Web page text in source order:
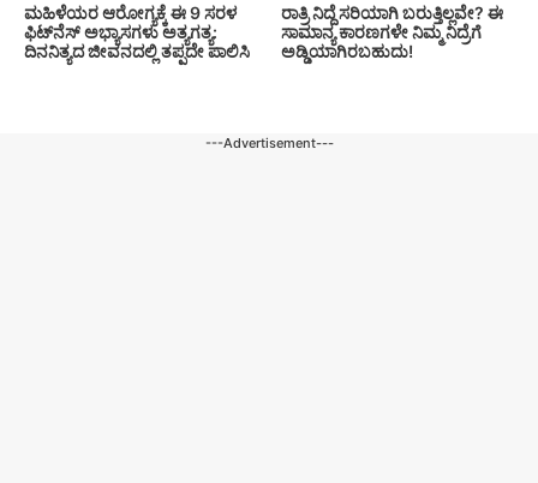
ಮಹಿಳೆಯರ ಆರೋಗ್ಯಕ್ಕೆ ಈ 9 ಸರಳ
ಫಿಟ್‌ನೆಸ್‌ ಅಭ್ಯಾಸಗಳು ಅತ್ಯಗತ್ಯ:
ದಿನನಿತ್ಯದ ಜೀವನದಲ್ಲಿ ತಪ್ಪದೇ ಪಾಲಿಸಿ
ರಾತ್ರಿ ನಿದ್ದೆ ಸರಿಯಾಗಿ ಬರುತ್ತಿಲ್ಲವೇ? ಈ
ಸಾಮಾನ್ಯ ಕಾರಣಗಳೇ ನಿಮ್ಮ ನಿದ್ರೆಗೆ
ಅಡ್ಡಿಯಾಗಿರಬಹುದು!
---Advertisement---